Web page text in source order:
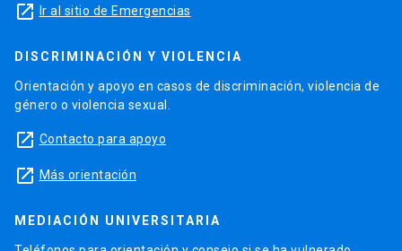
launch Ir al sitio de Emergencias
DISCRIMINACIÓN Y VIOLENCIA
Orientación y apoyo en casos de discriminación, violencia de
género o violencia sexual.
launch Contacto para apoyo
launch Más orientación
MEDIACIÓN UNIVERSITARIA